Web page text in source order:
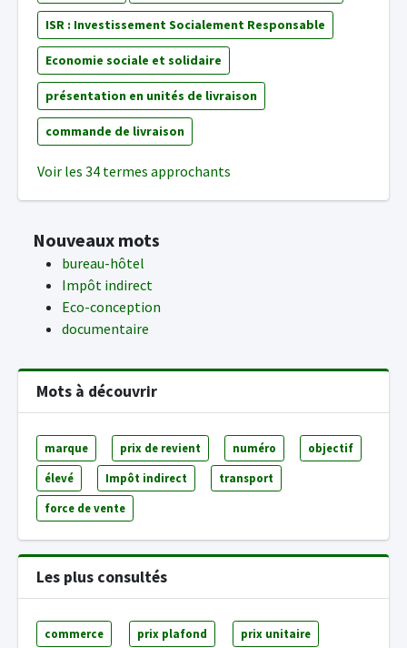
ISR : Investissement Socialement Responsable
Economie sociale et solidaire
présentation en unités de livraison
commande de livraison
Voir les 34 termes approchants
Nouveaux mots
bureau-hôtel
Impôt indirect
Eco-conception
documentaire
Mots à découvrir
marque prix de revient numéro objectif
élevé Impôt indirect transport
force de vente
Les plus consultés
commerce prix plafond prix unitaire